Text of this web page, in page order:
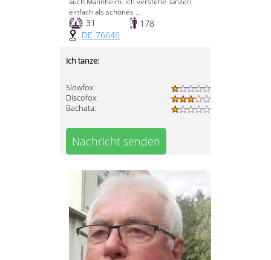
einfach als schönes ...
31
178
DE-76646
Ich tanze:
Slowfox:
Discofox:
Bachata:
Nachricht senden